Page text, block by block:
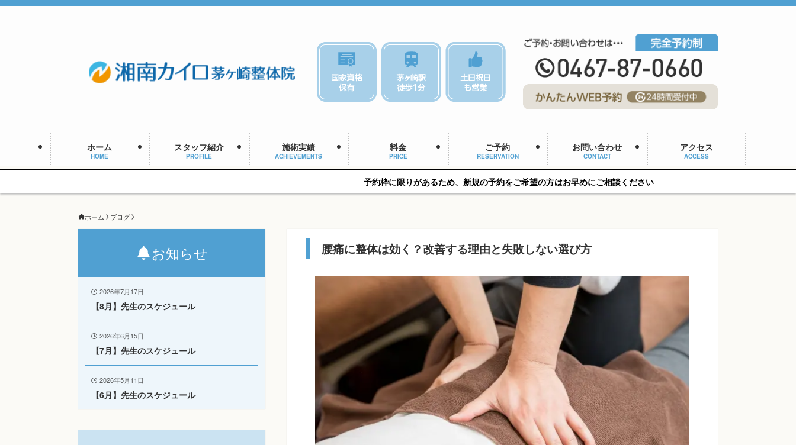
ホーム
HOME
スタッフ紹介
PROFILE
施術実績
ACHIEVEMENTS
料金
PRICE
ご予約
RESERVATION
お問い合わせ
CONTACT
アクセス
ACCESS
予約枠に限りがあるため、新規の予約をご希望の方はお早めにご相談ください
ホーム ブログ
腰痛に整体は効く？改善する理由と失敗しない選び方
お知らせ
2026年7月17日
【8月】先生のスケジュール
2026年6月15日
【7月】先生のスケジュール
2026年5月11日
【6月】先生のスケジュール